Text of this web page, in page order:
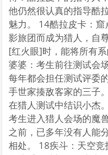
他仍然很认真的指导酷
魅力。 14酷拉皮卡：
影旅团而成为猎人，自
[红火眼]时，能将所有
婆婆：考生前往测试会
每年都会担任测试评委
手世家揍敌客家的三子
在猎人测试中结识小杰
考生进入猎人会场的魔
之前，已多年没有人能
相处。 18疾斗：天空